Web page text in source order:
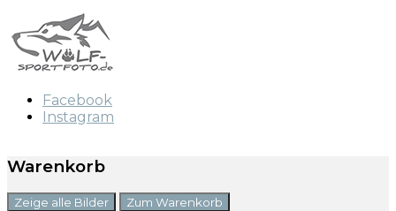
Facebook
Instagram
Warenkorb
Zeige alle Bilder Zum Warenkorb